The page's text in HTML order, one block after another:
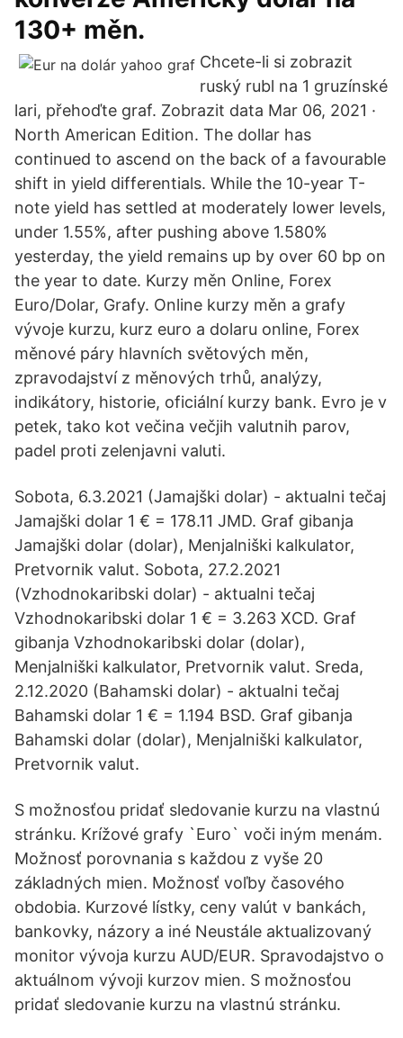
130+ měn.
Chcete-li si zobrazit
ruský rubl na 1 gruzínské
lari, přehoďte graf. Zobrazit data Mar 06, 2021 ·
North American Edition. The dollar has
continued to ascend on the back of a favourable
shift in yield differentials. While the 10-year T-
note yield has settled at moderately lower levels,
under 1.55%, after pushing above 1.580%
yesterday, the yield remains up by over 60 bp on
the year to date. Kurzy měn Online, Forex
Euro/Dolar, Grafy. Online kurzy měn a grafy
vývoje kurzu, kurz euro a dolaru online, Forex
měnové páry hlavních světových měn,
zpravodajství z měnových trhů, analýzy,
indikátory, historie, oficiální kurzy bank. Evro je v
petek, tako kot večina večjih valutnih parov,
padel proti zelenjavni valuti.
Sobota, 6.3.2021 (Jamajški dolar) - aktualni tečaj
Jamajški dolar 1 € = 178.11 JMD. Graf gibanja
Jamajški dolar (dolar), Menjalniški kalkulator,
Pretvornik valut. Sobota, 27.2.2021
(Vzhodnokaribski dolar) - aktualni tečaj
Vzhodnokaribski dolar 1 € = 3.263 XCD. Graf
gibanja Vzhodnokaribski dolar (dolar),
Menjalniški kalkulator, Pretvornik valut. Sreda,
2.12.2020 (Bahamski dolar) - aktualni tečaj
Bahamski dolar 1 € = 1.194 BSD. Graf gibanja
Bahamski dolar (dolar), Menjalniški kalkulator,
Pretvornik valut.
S možnosťou pridať sledovanie kurzu na vlastnú
stránku. Krížové grafy `Euro` voči iným menám.
Možnosť porovnania s každou z vyše 20
základných mien. Možnosť voľby časového
obdobia. Kurzové lístky, ceny valút v bankách,
bankovky, názory a iné Neustále aktualizovaný
monitor vývoja kurzu AUD/EUR. Spravodajstvo o
aktuálnom vývoji kurzov mien. S možnosťou
pridať sledovanie kurzu na vlastnú stránku.